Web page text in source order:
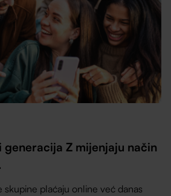
Z mijenjaju način
skupine plaćaju online već danas